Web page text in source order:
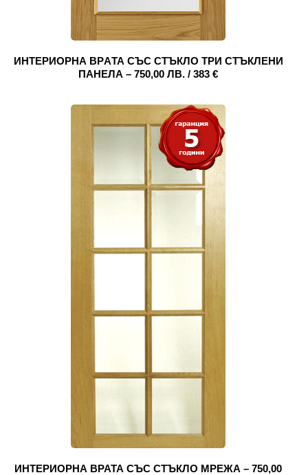
ИНТЕРИОРНА ВРAТА СЪС СТЪКЛО ТРИ СТЪКЛЕНИ
ПАНЕЛА – 750,00 ЛВ. / 383 €
ИНТЕРИОРНА ВРАТА СЪС СТЪКЛО МРЕЖА – 750,00